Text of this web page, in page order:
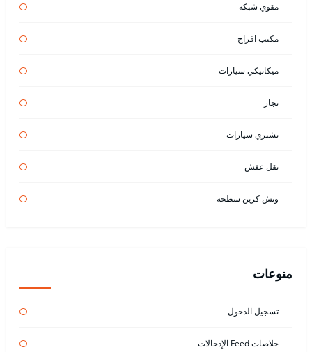
مقوي شبكة
مكتب افراح
ميكانيكي سيارات
نجار
نشتري سيارات
نقل عفش
ونش كرين سطحة
منوعات
تسجيل الدخول
خلاصات Feed الإدخالات